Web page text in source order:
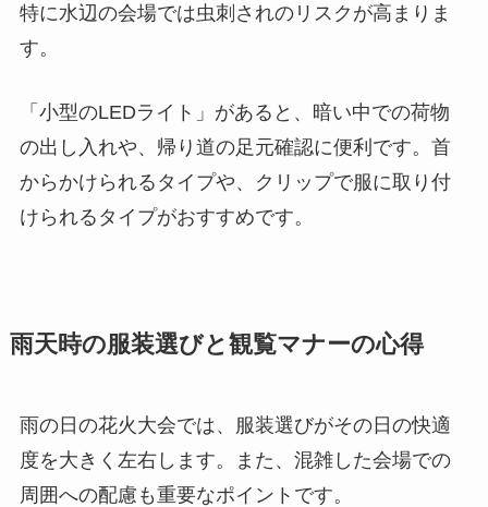
特に水辺の会場では虫刺されのリスクが高まりま
す。
「小型のLEDライト」があると、暗い中での荷物
の出し入れや、帰り道の足元確認に便利です。首
からかけられるタイプや、クリップで服に取り付
けられるタイプがおすすめです。
雨天時の服装選びと観覧マナーの心得
雨の日の花火大会では、服装選びがその日の快適
度を大きく左右します。また、混雑した会場での
周囲への配慮も重要なポイントです。